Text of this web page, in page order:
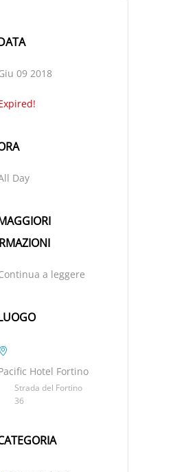
09 2018
Day
a leggere
Hotel Fortino
Strada del Fortino
36